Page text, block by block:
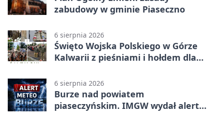
zabudowy w gminie Piaseczno
6 sierpnia 2026
Święto Wojska Polskiego w Górze
Kalwarii z pieśniami i hołdem dla
6 sierpnia 2026
Burze nad powiatem
piaseczyńskim. IMGW wydał alert